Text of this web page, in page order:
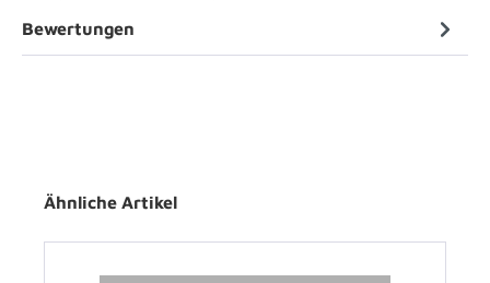
Bewertungen
Ähnliche Artikel